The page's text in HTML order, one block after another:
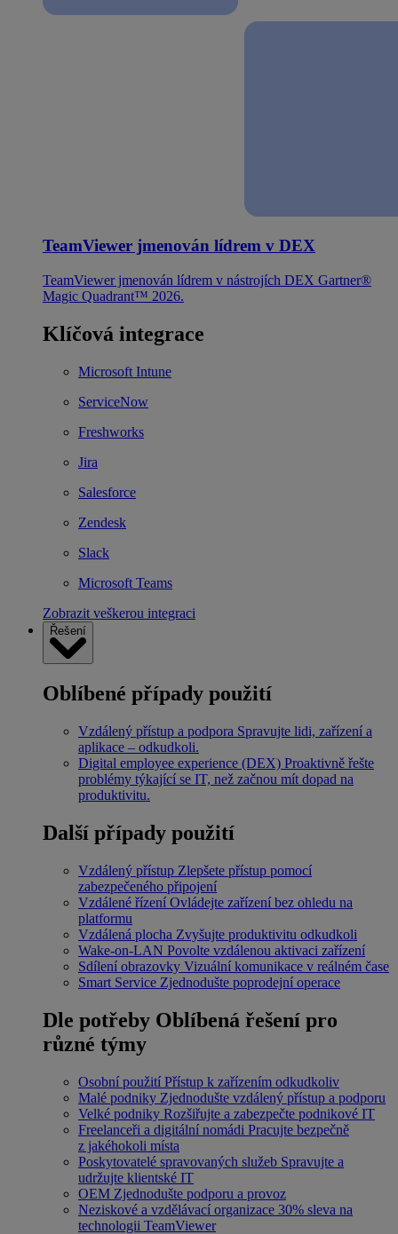
TeamViewer jmenován lídrem v DEX
TeamViewer jmenován lídrem v nástrojích DEX Gartner®
Magic Quadrant™ 2026.
Klíčová integrace
Microsoft Intune
ServiceNow
Freshworks
Jira
Salesforce
Zendesk
Slack
Microsoft Teams
Zobrazit veškerou integraci
Řešení
Oblíbené případy použití
Vzdálený přístup a podpora Spravujte lidi, zařízení a
aplikace – odkudkoli.
Digital employee experience (DEX) Proaktivně řešte
problémy týkající se IT, než začnou mít dopad na
produktivitu.
Další případy použití
Vzdálený přístup Zlepšete přístup pomocí
zabezpečeného připojení
Vzdálené řízení Ovládejte zařízení bez ohledu na
platformu
Vzdálená plocha Zvyšujte produktivitu odkudkoli
Wake-on-LAN Povolte vzdálenou aktivaci zařízení
Sdílení obrazovky Vizuální komunikace v reálném čase
Smart Service Zjednodušte poprodejní operace
Dle potřeby Oblíbená řešení pro
různé týmy
Osobní použití Přístup k zařízením odkudkoliv
Malé podniky Zjednodušte vzdálený přístup a podporu
Velké podniky Rozšiřujte a zabezpečte podnikové IT
Freelanceři a digitální nomádi Pracujte bezpečně
z jakéhokoli místa
Poskytovatelé spravovaných služeb Spravujte a
udržujte klientské IT
OEM Zjednodušte podporu a provoz
Neziskové a vzdělávací organizace 30% sleva na
technologii TeamViewer